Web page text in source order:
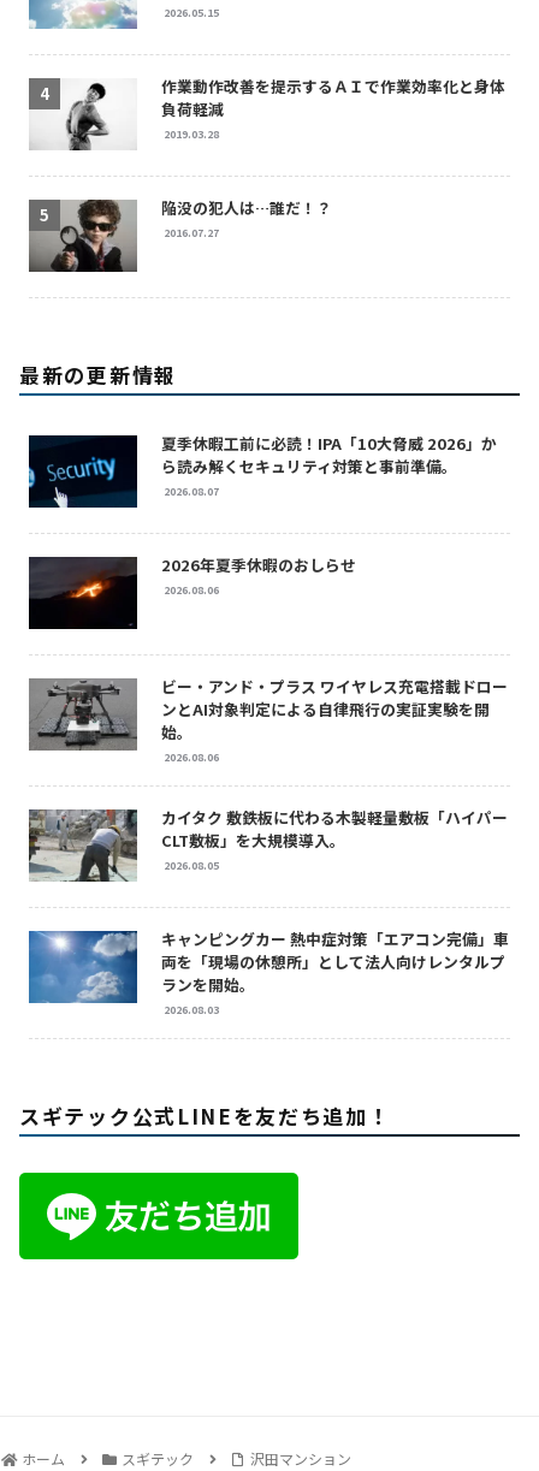
2026.05.15
作業動作改善を提示するＡＩで作業効率化と身体
負荷軽減
2019.03.28
陥没の犯人は…誰だ！？
2016.07.27
最新の更新情報
夏季休暇工前に必読！IPA「10大脅威 2026」か
ら読み解くセキュリティ対策と事前準備。
2026.08.07
2026年夏季休暇のおしらせ
2026.08.06
ビー・アンド・プラス ワイヤレス充電搭載ドロー
ンとAI対象判定による自律飛行の実証実験を開
始。
2026.08.06
カイタク 敷鉄板に代わる木製軽量敷板「ハイパー
CLT敷板」を大規模導入。
2026.08.05
キャンピングカー 熱中症対策「エアコン完備」車
両を「現場の休憩所」として法人向けレンタルプ
ランを開始。
2026.08.03
スギテック公式LINEを友だち追加！
ホーム スギテック 沢田マンション